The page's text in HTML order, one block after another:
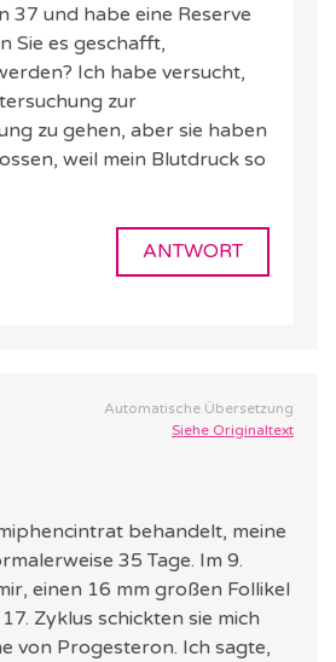
37 und habe eine Reserve
Sie es geschafft,
Ich habe versucht,
zur
zu gehen, aber sie haben
weil mein Blutdruck so
ANTWORT
Automatische Übersetzung
Siehe Originaltext
behandelt, meine
35 Tage. Im 9.
einen 16 mm großen Follikel
Zyklus schickten sie mich
von Progesteron. Ich sagte,